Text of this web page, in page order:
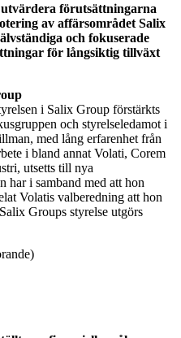
förutsättningarna
av affärsområdet Salix
och fokuserade
för långsiktig tillväxt
i Salix Group förstärkts
och styrelseledamot i
med lång erfarenhet från
i bland annat Volati, Corem
utsetts till nya
har i samband med att hon
Volatis valberedning att hon
Groups styrelse utgörs